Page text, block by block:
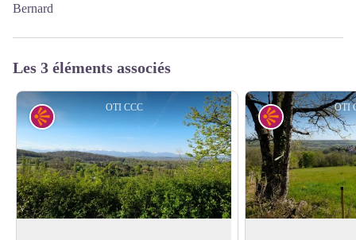
Bernard
Les 3 éléments associés
OTI CCC
Point de vue
OTI
Point de vue